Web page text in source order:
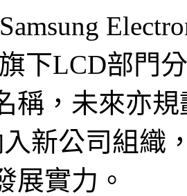
下LCD部門
稱，未來亦規
新公司組織
展實力。